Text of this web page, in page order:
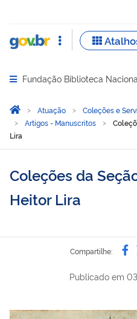
Abrir menu principal de
Fundação Biblioteca
Você está aqui:
Página Inicial
Atuação Coleções e
Artigos - Manuscritos
Lira
Coleções da
Heitor Lira
Compartilhe:
Publicado em